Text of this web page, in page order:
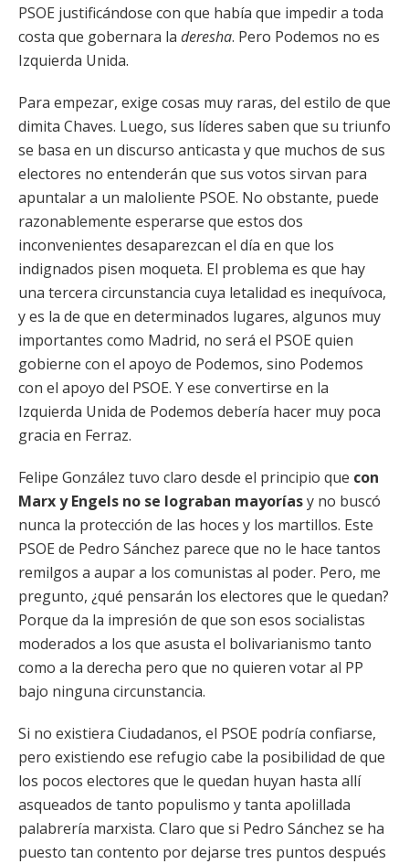
PSOE justificándose con que había que impedir a toda
costa que gobernara la deresha. Pero Podemos no es
Izquierda Unida.
Para empezar, exige cosas muy raras, del estilo de que
dimita Chaves. Luego, sus líderes saben que su triunfo
se basa en un discurso anticasta y que muchos de sus
electores no entenderán que sus votos sirvan para
apuntalar a un maloliente PSOE. No obstante, puede
razonablemente esperarse que estos dos
inconvenientes desaparezcan el día en que los
indignados pisen moqueta. El problema es que hay
una tercera circunstancia cuya letalidad es inequívoca,
y es la de que en determinados lugares, algunos muy
importantes como Madrid, no será el PSOE quien
gobierne con el apoyo de Podemos, sino Podemos
con el apoyo del PSOE. Y ese convertirse en la
Izquierda Unida de Podemos debería hacer muy poca
gracia en Ferraz.
Felipe González tuvo claro desde el principio que con
Marx y Engels no se lograban mayoríasy no buscó
nunca la protección de las hoces y los martillos. Este
PSOE de Pedro Sánchez parece que no le hace tantos
remilgos a aupar a los comunistas al poder. Pero, me
pregunto, ¿qué pensarán los electores que le quedan?
Porque da la impresión de que son esos socialistas
moderados a los que asusta el bolivarianismo tanto
como a la derecha pero que no quieren votar al PP
bajo ninguna circunstancia.
Si no existiera Ciudadanos, el PSOE podría confiarse,
pero existiendo ese refugio cabe la posibilidad de que
los pocos electores que le quedan huyan hasta allí
asqueados de tanto populismo y tanta apolillada
palabrería marxista. Claro que si Pedro Sánchez se ha
puesto tan contento por dejarse tres puntos después